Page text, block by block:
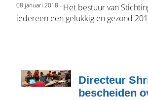
08 januari 2018 - Het bestuur van
iedereen een gelukkig en gezond
Directeur
bescheiden